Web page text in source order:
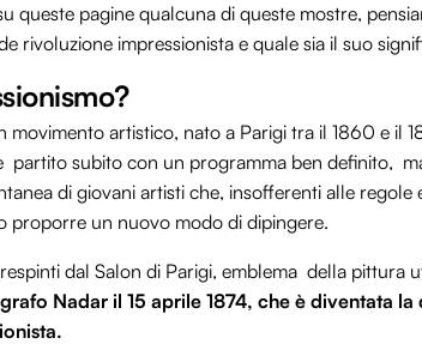
queste pagine qualcuna di queste mostre,
rivoluzione impressionista e quale sia il suo
movimento artistico, nato a Parigi tra il 1860 e il
partito subito con un programma ben definito,
di giovani artisti che, insofferenti alle
proporre un nuovo modo di dipingere.
dal Salon di Parigi, emblema della pittura
Nadar il 15 aprile 1874, che è diventata